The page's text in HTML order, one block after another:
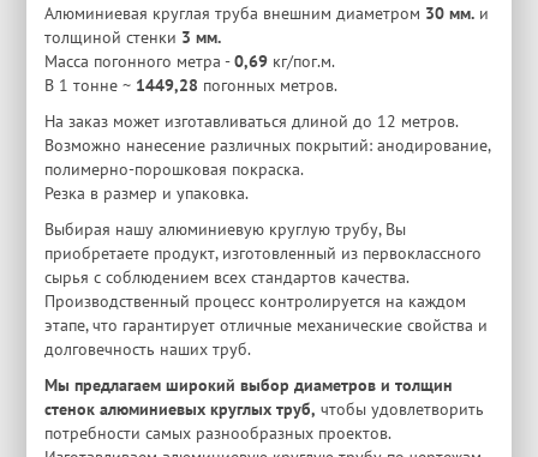
Алюминиевая круглая труба внешним диаметром 30 мм. и
толщиной стенки 3 мм.
Масса погонного метра -0,69 кг/пог.м.
В 1 тонне ~ 1449,28 погонных метров.
На заказ может изготавливаться длиной до 12 метров.
Возможно нанесение различных покрытий: анодирование,
полимерно-порошковая покраска.
Резка в размер и упаковка.
Выбирая нашу алюминиевую круглую трубу, Вы
приобретаете продукт, изготовленный из первоклассного
сырья с соблюдением всех стандартов качества.
Производственный процесс контролируется на каждом
этапе, что гарантирует отличные механические свойства и
долговечность наших труб.
Мы предлагаем широкий выбор диаметров и толщин
стенок алюминиевых круглых труб, чтобы удовлетворить
потребности самых разнообразных проектов.